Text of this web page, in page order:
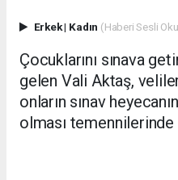
Erkek| Kadın (Haberi Sesli
Çocuklarını sınava
gelen Vali Aktaş,
onların sınav
olması temennilerinde